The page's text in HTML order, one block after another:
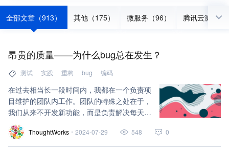
全部文章（913） 其他（175） 微服务（96） 腾讯云测试服
昂贵的质量——为什么bug总在发生？
测试 实践 重构 bug 编码
在过去相当长一段时间内，我都在一个负责项
目维护的团队内工作。团队的特殊之处在于，
我们从来不开发新功能，而是负责解决每天上
报的线上问题。这些 bug 无奇不有，从无法
打开页面到数据奇怪丢失，麻木早已经替代焦
虑成为了我们面对 bug 时的主要情绪。
ThoughtWorks 2024-07-29 548 0